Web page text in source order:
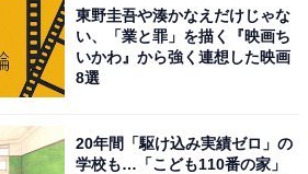
保湿効果の高い成分」を使用
東野圭吾や湊かなえだけじゃな
い、「業と罪」を描く『映画ち
いかわ』から強く連想した映画
8選
20年間「駆け込み実績ゼロ」の
学校も…「こども110番の家」